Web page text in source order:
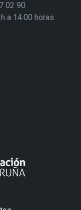
02 90
a 14.00 horas